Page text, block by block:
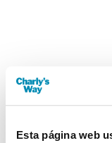
Esta página web